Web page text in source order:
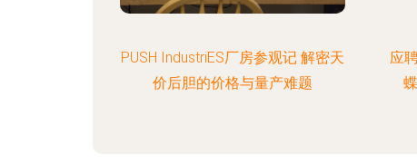
PUSH IndustriES厂房参观记 解密天
价后胆的价格与量产难题
应